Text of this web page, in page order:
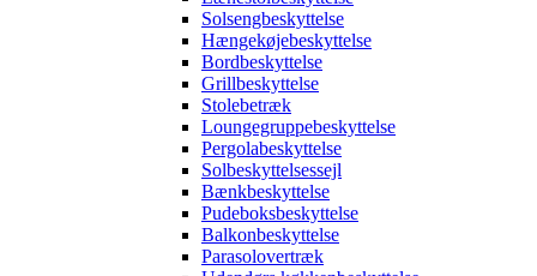
Solsengbeskyttelse
Hængekøjebeskyttelse
Bordbeskyttelse
Grillbeskyttelse
Stolebetræk
Loungegruppebeskyttelse
Pergolabeskyttelse
Solbeskyttelsessejl
Bænkbeskyttelse
Pudeboksbeskyttelse
Balkonbeskyttelse
Parasolovertræk